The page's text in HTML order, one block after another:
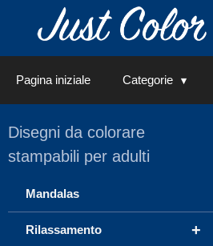
Pagina iniziale Categorie
Disegni da colorare
stampabili per adulti
Mandalas
+
Rilassamento